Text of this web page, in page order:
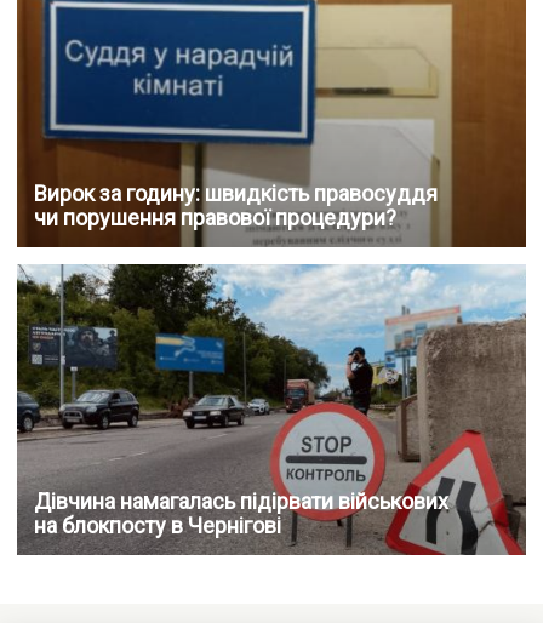
Вирок за годину: швидкість правосуддя
чи порушення правової процедури?
Дівчина намагалась підірвати військових
на блокпосту в Чернігові